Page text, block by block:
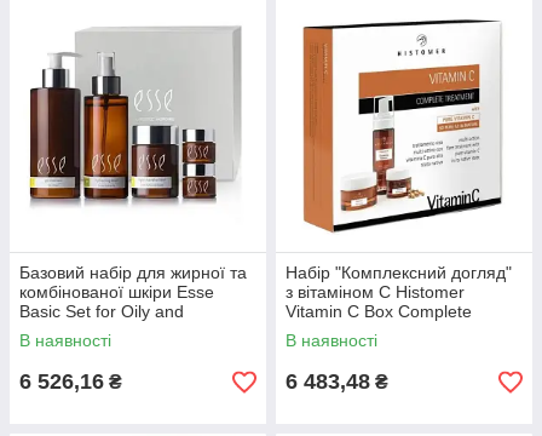
Базовий набір для жирної та
комбінованої шкіри Esse
Basic Set for Oily and
Combination Skin
В наявності
6 526,16 ₴
Набір "Комплексний догляд"
з вітаміном С Histomer
Vitamin C Box Complete
Treatment
В наявності
6 483,48 ₴